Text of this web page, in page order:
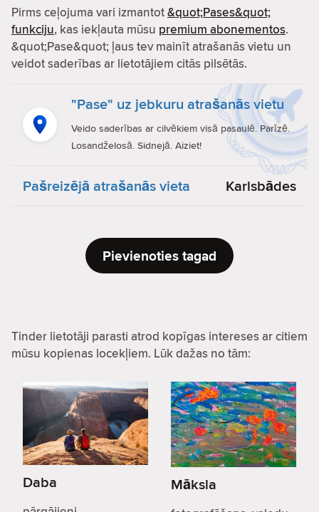
Pirms ceļojuma vari izmantot&quot;Pases&quot;
funkciju, kas iekļauta mūsu premium abonementos.
&quot;Pase&quot; ļaus tev mainīt atrašanās vietu un
veidot saderības ar lietotājiem citās pilsētās.
"Pase" uz jebkuru atrašanās vietu
Veido saderības ar cilvēkiem visā pasaulē. Parīzē.
Losandželosā. Sidnejā. Aiziet!
Pašreizējā atrašanās vieta Karlsbādes
Pievienoties tagad
Tinder lietotāji parasti atrod kopīgas intereses ar citiem
mūsu kopienas locekļiem. Lūk dažas no tām:
Daba Māksla